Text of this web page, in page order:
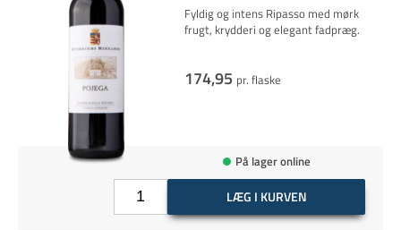
Fyldig og intens Ripasso med mørk
frugt, krydderi og elegant fadpræg.
174,95 pr. flaske
På lager online
LÆG I KURVEN